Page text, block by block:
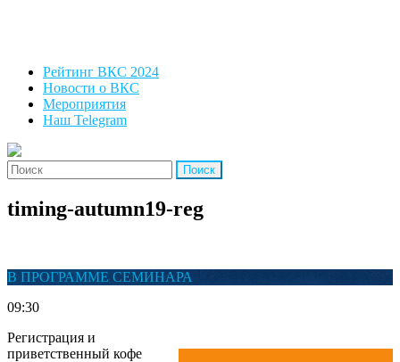
Рейтинг ВКС 2024
Новости о ВКС
Мероприятия
Наш Telegram
'Найти:
timing-autumn19-reg
В ПРОГРАММЕ СЕМИНАРА
09:30
Регистрация и
приветственный кофе